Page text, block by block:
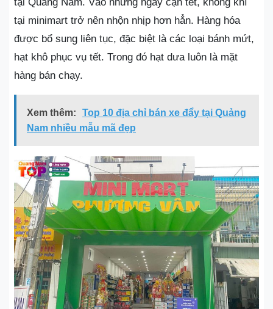
tại minimart trở nên nhộn nhịp hơn hẳn. Hàng hóa
được bổ sung liên tục, đặc biệt là các loại bánh mứt,
hạt khô phục vụ tết. Trong đó hạt dưa luôn là mặt
hàng bán chạy.
Xem thêm:
Top 10 địa chỉ bán xe đẩy tại Quảng
Nam nhiều mẫu mã đẹp